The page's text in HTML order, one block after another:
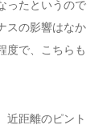
ったというので
スの影響はなか
度で、こちらも
近距離のピント